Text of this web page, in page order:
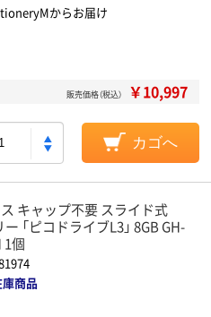
からお届け
販売価格（税込） ￥10,997
カゴへ
キャップ不要 スライド式
「ピコドライブL3」 8GB GH-
1個
商品